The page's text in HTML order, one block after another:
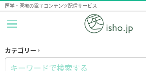
医学・医療の電子コンテンツ配信サービス
カテゴリー